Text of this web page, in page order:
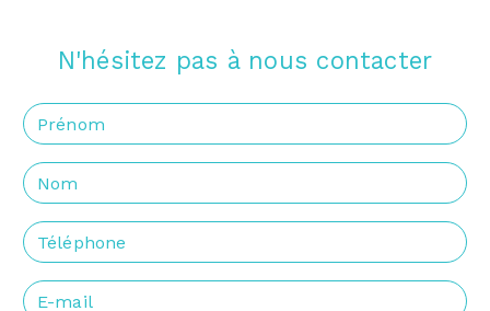
N'hésitez pas à nous contacter